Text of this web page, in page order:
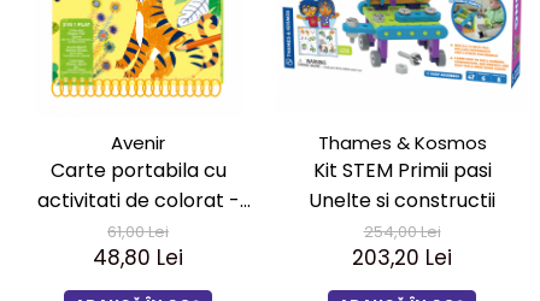
LEGO Speed Champions
Avenir
Carte portabila cu
activitati de colorat -
Jungla
61,00 Lei
48,80 Lei
Thames & Kosmos
Kit STEM Primii pasi
Unelte si constructii
254,00 Lei
203,20 Lei